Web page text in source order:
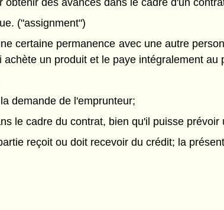
des avances dans le cadre d'un
("assignment")
certaine permanence avec une autre
un produit et le paye intégralement au
demande de l'emprunteur;
le cadre du contrat, bien qu'il puisse
reçoit ou doit recevoir du crédit; la